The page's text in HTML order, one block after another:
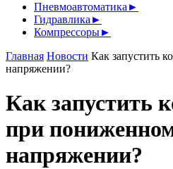
Пневмоавтоматика ►
Гидравлика ►
Компрессоры►
Главная Новости Как запустить
напряжении?
Как запустить
при
напряжении?